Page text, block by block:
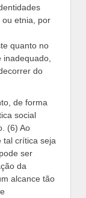
ou etnia, por
quanto no
do
de forma
social
(6) Ao
tal crítica seja
ser
da
alcance tão